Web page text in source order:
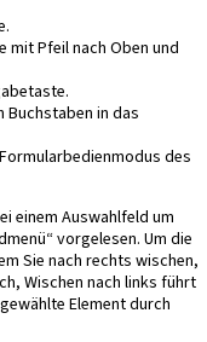
mit Pfeil nach Oben und
Buchstaben in das
des
einem Auswahlfeld um
vorgelesen. Um die
Sie nach rechts wischen,
Wischen nach links führt
Element durch